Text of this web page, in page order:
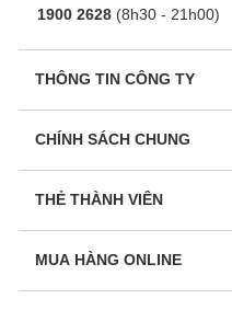
1900 2628 (8h30 - 21h00)
THÔNG TIN CÔNG TY
CHÍNH SÁCH CHUNG
THẺ THÀNH VIÊN
MUA HÀNG ONLINE